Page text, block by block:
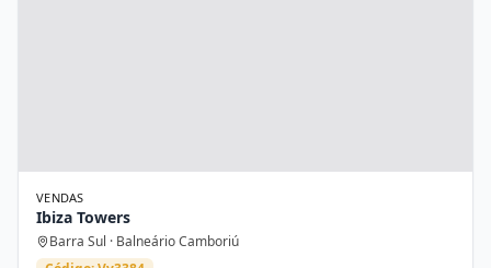
VENDAS
Ibiza Towers
Barra Sul · Balneário Camboriú